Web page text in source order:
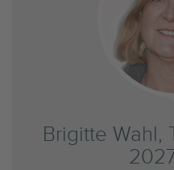
Brigitte Wahl,